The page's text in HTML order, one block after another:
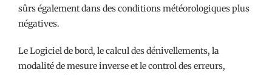
sûrs également dans des conditions météorologiques plus
négatives.
Le Logiciel de bord, le calcul des dénivellements, la
modalité de mesure inverse et le control des erreurs,